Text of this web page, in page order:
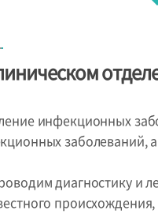
инфекционных
заболеваний, а
диагностику и